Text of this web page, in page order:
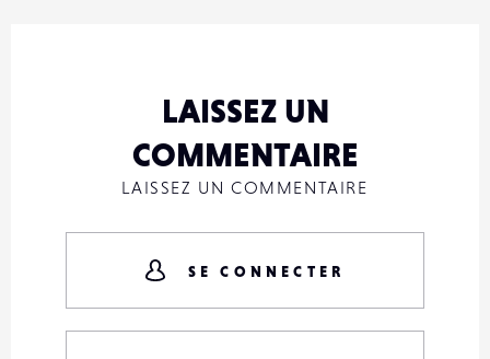
LAISSEZ UN
COMMENTAIRE
LAISSEZ UN COMMENTAIRE
SE CONNECTER